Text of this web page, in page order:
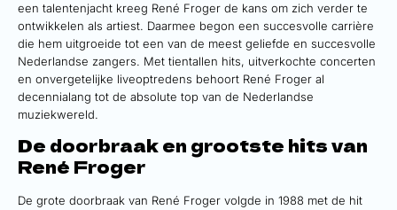
een talentenjacht kreeg René Froger de kans om zich verder te
ontwikkelen als artiest. Daarmee begon een succesvolle carrière
die hem uitgroeide tot een van de meest geliefde en succesvolle
Nederlandse zangers. Met tientallen hits, uitverkochte concerten
en onvergetelijke liveoptredens behoort René Froger al
decennialang tot de absolute top van de Nederlandse
muziekwereld.
De doorbraak en grootste hits van
René Froger
De grote doorbraak van René Froger volgde in 1988 met de hit